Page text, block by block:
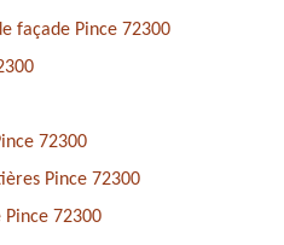
façade Pince 72300
72300
Pince 72300
72300